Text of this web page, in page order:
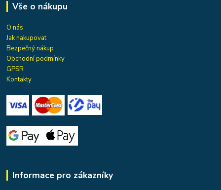
Vše o nákupu
O nás
Jak nakupovat
Bezpečný nákup
Obchodní podmínky
GPSR
Kontakty
Informace pro zákazníky